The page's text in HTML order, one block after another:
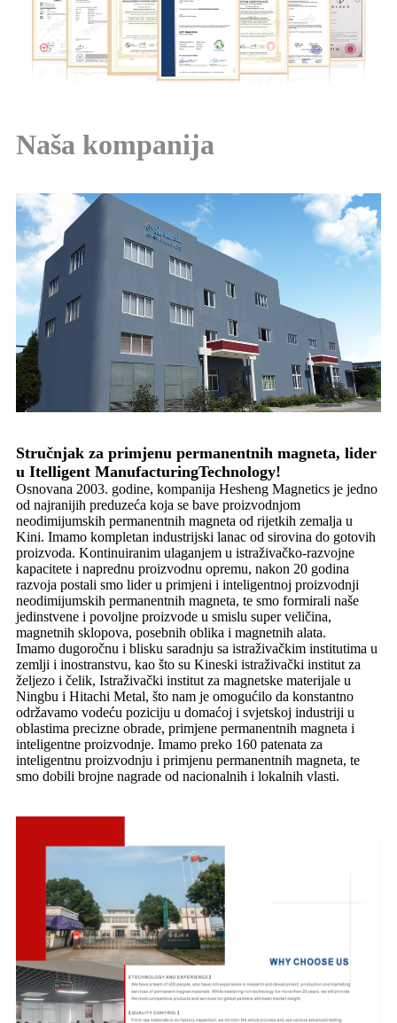
Naša kompanija
Stručnjak za primjenu permanentnih magneta, lider
u Itelligent ManufacturingTechnology!
Osnovana 2003. godine, kompanija Hesheng Magnetics je jedno
od najranijih preduzeća koja se bave proizvodnjom
neodimijumskih permanentnih magneta od rijetkih zemalja u
Kini. Imamo kompletan industrijski lanac od sirovina do gotovih
proizvoda. Kontinuiranim ulaganjem u istraživačko-razvojne
kapacitete i naprednu proizvodnu opremu, nakon 20 godina
razvoja postali smo lider u primjeni i inteligentnoj proizvodnji
neodimijumskih permanentnih magneta, te smo formirali naše
jedinstvene i povoljne proizvode u smislu super veličina,
magnetnih sklopova, posebnih oblika i magnetnih alata.
Imamo dugoročnu i blisku saradnju sa istraživačkim institutima u
zemlji i inostranstvu, kao što su Kineski istraživački institut za
željezo i čelik, Istraživački institut za magnetske materijale u
Ningbu i Hitachi Metal, što nam je omogućilo da konstantno
održavamo vodeću poziciju u domaćoj i svjetskoj industriji u
oblastima precizne obrade, primjene permanentnih magneta i
inteligentne proizvodnje. Imamo preko 160 patenata za
inteligentnu proizvodnju i primjenu permanentnih magneta, te
smo dobili brojne nagrade od nacionalnih i lokalnih vlasti.